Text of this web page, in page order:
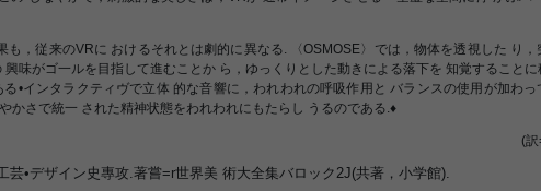
，従来のVRに おけるそれとは劇的に異なる. 〈OSMOSE〉では，物体を透視した り，
味がゴ一ルを目指して進むことか ら，ゆっくりとした動きによる落下を 知覚することに
•インタラクティヴで立体 的な音響に，われわれの呼吸作用と バランスの使用が加わっ
かさで統一 された精神状態をわれわれにもたらし うるのである.♦
(
•デザイン史專攻.著嘗=r世界美 術大全集バロック2J(共著，小学館).